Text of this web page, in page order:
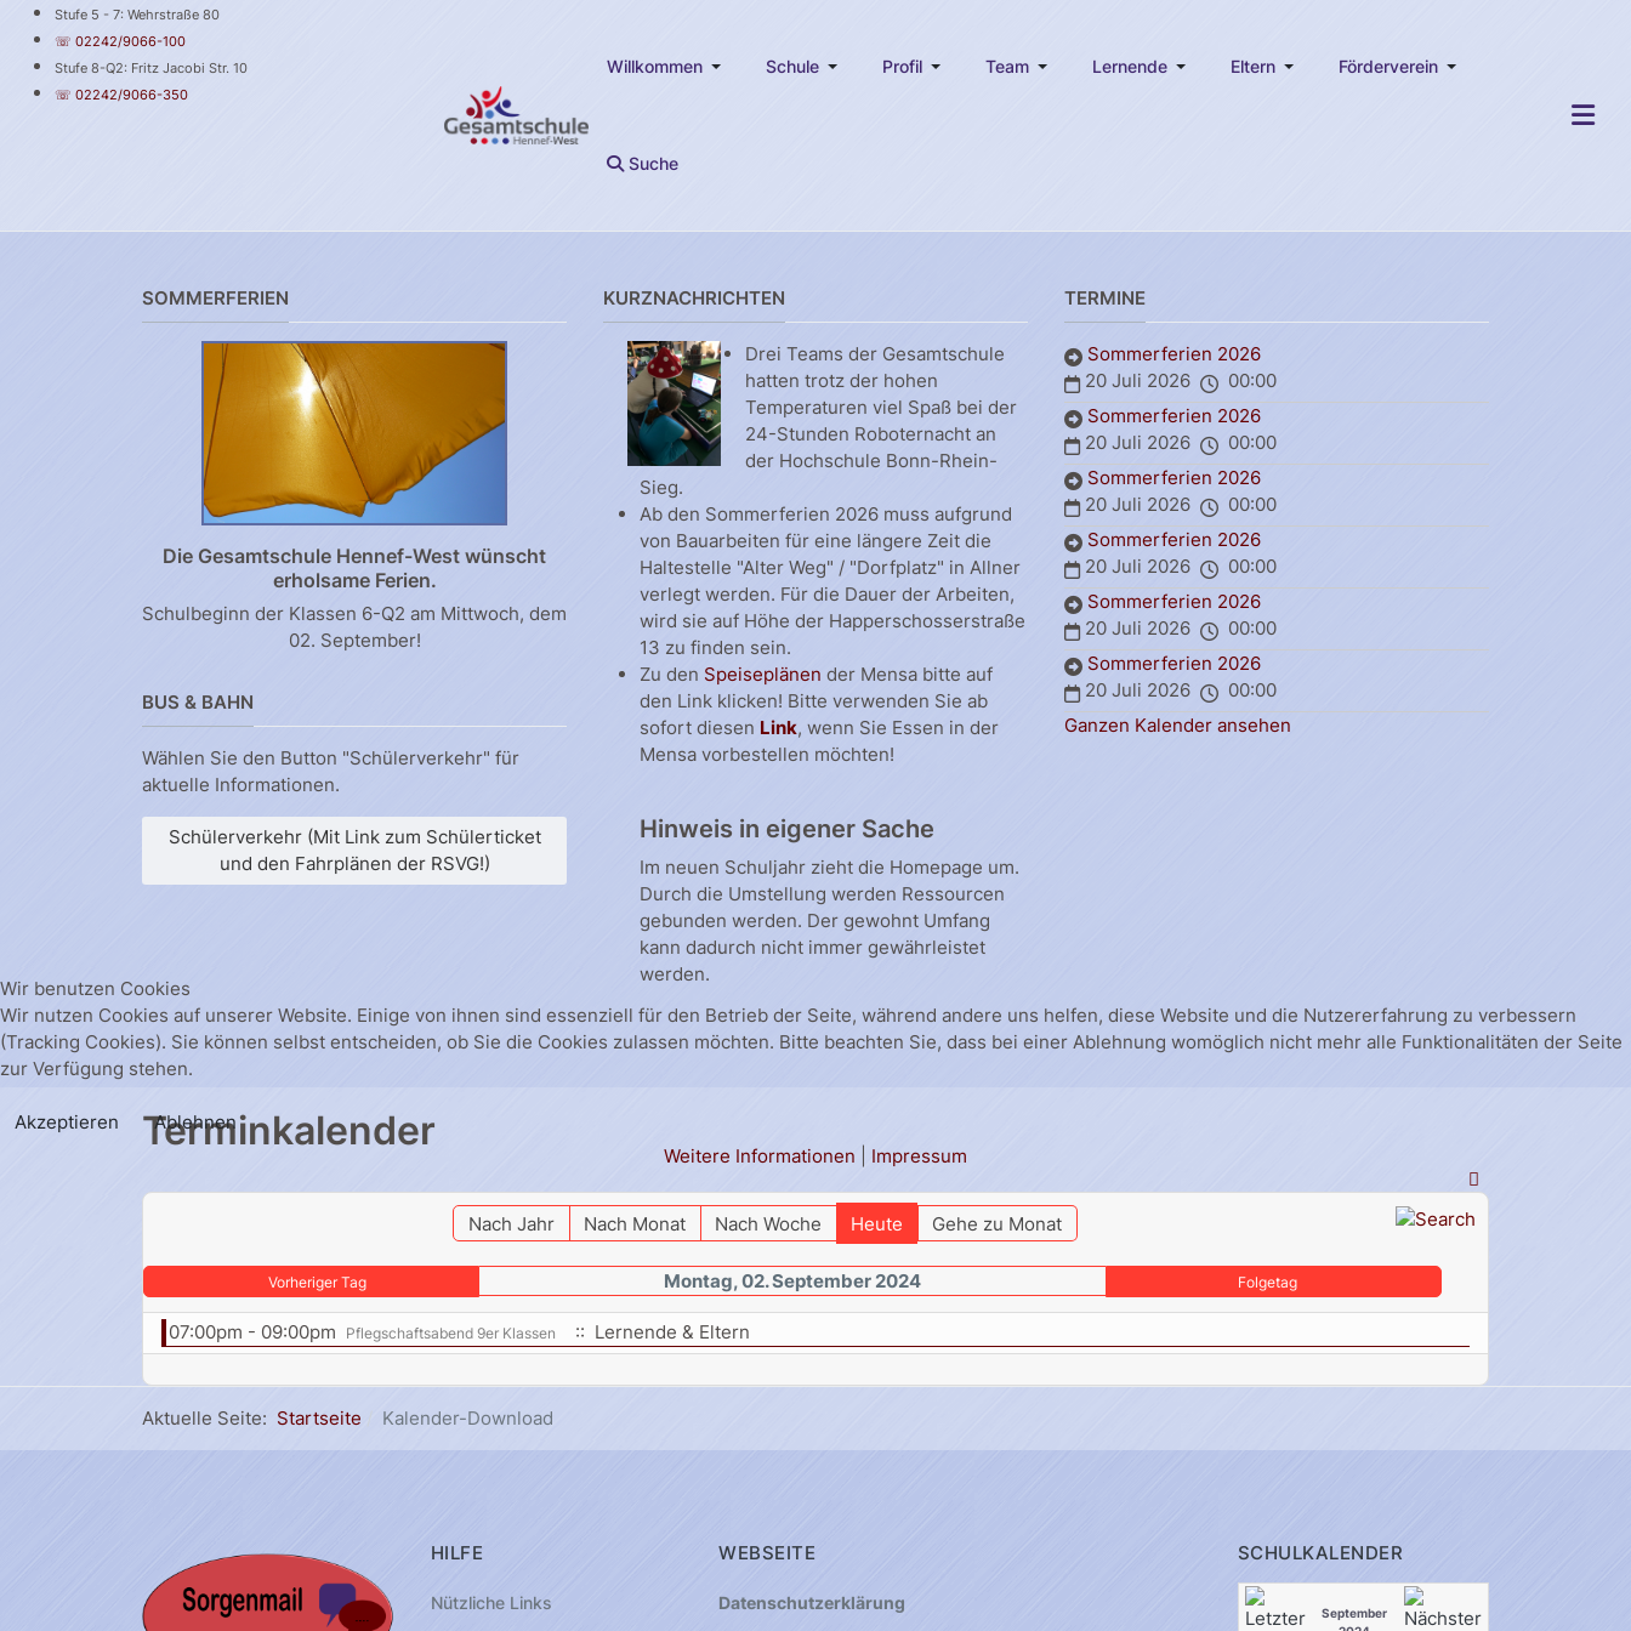
Stufe 5 - 7: Wehrstraße 80
☏ 02242/9066-100
Stufe 8-Q2: Fritz Jacobi Str. 10
☏ 02242/9066-350
Willkommen Schule Profil Team Lernende Eltern Förderverein
Suche
SOMMERFERIEN
Die Gesamtschule Hennef-West wünscht
erholsame Ferien.
Schulbeginn der Klassen 6-Q2 am Mittwoch, dem
02. September!
BUS & BAHN
Wählen Sie den Button "Schülerverkehr" für
aktuelle Informationen.
Schülerverkehr (Mit Link zum Schülerticket
und den Fahrplänen der RSVG!)
KURZNACHRICHTEN
Drei Teams der Gesamtschule
hatten trotz der hohen
Temperaturen viel Spaß bei der
24-Stunden Roboternacht an
der Hochschule Bonn-Rhein-
Sieg.
Ab den Sommerferien 2026 muss aufgrund
von Bauarbeiten für eine längere Zeit die
Haltestelle "Alter Weg" / "Dorfplatz" in Allner
verlegt werden. Für die Dauer der Arbeiten,
wird sie auf Höhe der Happerschosserstraße
13 zu finden sein.
Zu den Speiseplänen der Mensa bitte auf
den Link klicken! Bitte verwenden Sie ab
sofort diesen Link, wenn Sie Essen in der
Mensa vorbestellen möchten!
Hinweis in eigener Sache
Im neuen Schuljahr zieht die Homepage um.
Durch die Umstellung werden Ressourcen
gebunden werden. Der gewohnt Umfang
kann dadurch nicht immer gewährleistet
werden.
TERMINE
Sommerferien 2026
20 Juli 2026
00:00
Sommerferien 2026
20 Juli 2026
00:00
Sommerferien 2026
20 Juli 2026
00:00
Sommerferien 2026
20 Juli 2026
00:00
Sommerferien 2026
20 Juli 2026
00:00
Sommerferien 2026
20 Juli 2026
00:00
Ganzen Kalender ansehen
Terminkalender
Nach Jahr Nach Monat Nach Woche Heute Gehe zu Monat
Vorheriger Tag Montag, 02. September 2024 Folgetag
07:00pm - 09:00pm Pflegschaftsabend 9er Klassen :: Lernende & Eltern
Aktuelle Seite: Startseite Kalender-Download
HILFE
Nützliche Links
WEBSEITE
Datenschutzerklärung
SCHULKALENDER
September
Wir benutzen Cookies
Wir nutzen Cookies auf unserer Website. Einige von ihnen sind essenziell für den Betrieb der Seite, während andere uns helfen, diese Website und die Nutzererfahrung zu verbessern
(Tracking Cookies). Sie können selbst entscheiden, ob Sie die Cookies zulassen möchten. Bitte beachten Sie, dass bei einer Ablehnung womöglich nicht mehr alle Funktionalitäten der Seite
zur Verfügung stehen.
Akzeptieren
Ablehnen
Weitere Informationen
Impressum